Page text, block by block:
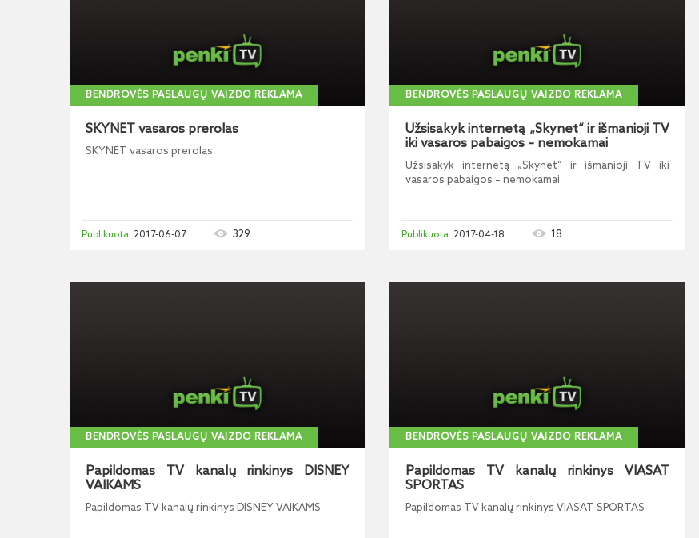
BENDROVĖS PASLAUGŲ VAIZDO REKLAMA
SKYNET vasaros prerolas
SKYNET vasaros prerolas
2017-06-07 329
BENDROVĖS PASLAUGŲ VAIZDO REKLAMA
Užsisakyk internetą „Skynet“ ir išmanioji TV
iki vasaros pabaigos – nemokamai
Užsisakyk internetą „Skynet“ ir išmanioji TV iki
vasaros pabaigos – nemokamai
2017-04-18 18
BENDROVĖS PASLAUGŲ VAIZDO REKLAMA
Papildomas TV kanalų rinkinys DISNEY
VAIKAMS
Papildomas TV kanalų rinkinys DISNEY VAIKAMS
BENDROVĖS PASLAUGŲ VAIZDO REKLAMA
Papildomas TV kanalų rinkinys VIASAT
SPORTAS
Papildomas TV kanalų rinkinys VIASAT SPORTAS